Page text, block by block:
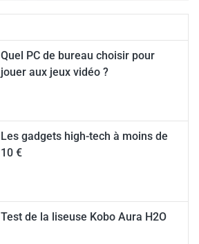
Quel PC de bureau choisir pour
jouer aux jeux vidéo ?
Les gadgets high-tech à moins de
10 €
Test de la liseuse Kobo Aura H2O